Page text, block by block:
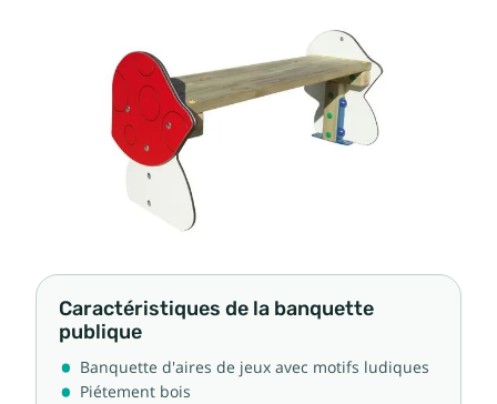
Caractéristiques de la banquette
publique
Banquette d'aires de jeux avec motifs ludiques
Piétement bois